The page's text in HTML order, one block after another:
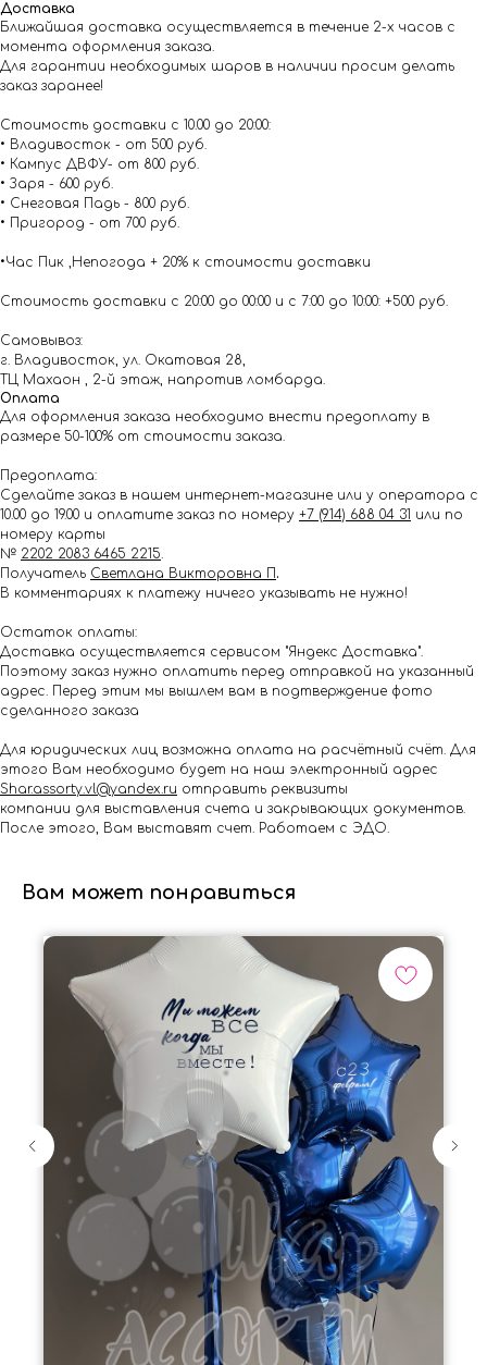
Доставка
Ближайшая доставка осуществляется в течение 2-х часов с
момента оформления заказа.
Для гарантии необходимых шаров в наличии просим делать
заказ заранее!
Стоимость доставки с 10.00 до 20:00:
• Владивосток - от 500 руб.
• Кампус ДВФУ- от 800 руб.
• Заря - 600 руб.
• Снеговая Падь - 800 руб.
• Пригород - от 700 руб.
•Час Пик ,Непогода + 20% к стоимости доставки
Стоимость доставки с 20:00 до 00:00 и с 7:00 до 10:00: +500 руб.
Самовывоз:
г. Владивосток, ул. Окатовая 28,
ТЦ Махаон , 2-й этаж, напротив ломбарда.
Оплата
Для оформления заказа необходимо внести предоплату в
размере 50-100% от стоимости заказа.
Предоплата:
Сделайте заказ в нашем интернет-магазине или у оператора с
10.00 до 19.00 и оплатите заказ по номеру +7 (914) 688 04 31 или по
номеру карты
№ 2202 2083 6465 2215.
Получатель Светлана Викторовна П .
В комментариях к платежу ничего указывать не нужно!
Остаток оплаты:
Доставка осуществляется сервисом "Яндекс Доставка".
Поэтому заказ нужно оплатить перед отправкой на указанный
адрес. Перед этим мы вышлем вам в подтверждение фото
сделанного заказа
Для юридических лиц возможна оплата на расчётный счёт. Для
этого Вам необходимо будет на наш электронный адрес
Shar.assorty.vl@yandex.ru отправить реквизиты
компании для выставления счета и закрывающих документов.
После этого, Вам выставят счет. Работаем с ЭДО.
Вам может понравиться